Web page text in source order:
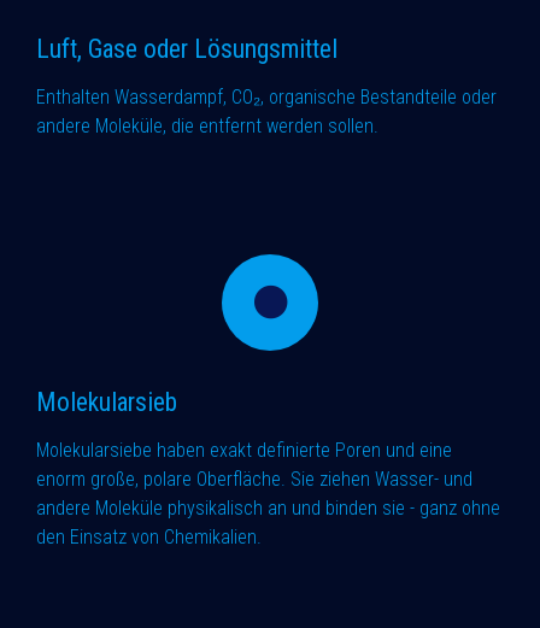
Luft, Gase oder Lösungsmittel
Enthalten Wasserdampf, CO₂, organische Bestandteile oder
andere Moleküle, die entfernt werden sollen.
Molekularsieb
Molekularsiebe haben exakt definierte Poren und eine
enorm große, polare Oberfläche. Sie ziehen Wasser- und
andere Moleküle physikalisch an und binden sie - ganz ohne
den Einsatz von Chemikalien.